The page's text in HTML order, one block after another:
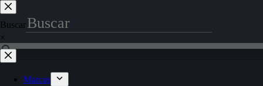
Saltar
al
contenido
Buscar
×
Marcas